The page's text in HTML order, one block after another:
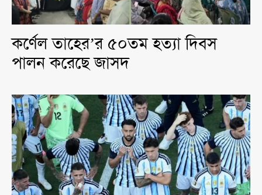
কর্ণেল তাহের’র ৫০তম হত্যা দিবস
পালন করেছে জাসদ